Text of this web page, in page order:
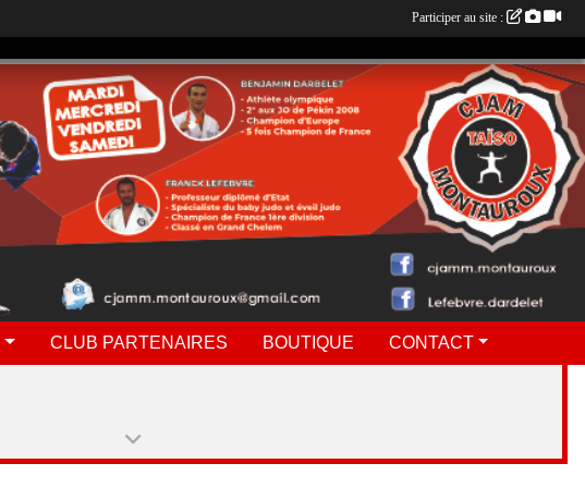
CLUB PARTENAIRES BOUTIQUE CONTACT
Participer au site :